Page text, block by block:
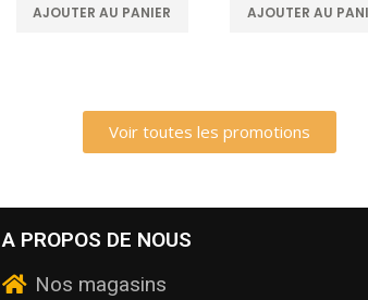
AJOUTER AU PANIER AJOUTER AU
Voir toutes les promotions
A PROPOS DE NOUS
Nos magasins